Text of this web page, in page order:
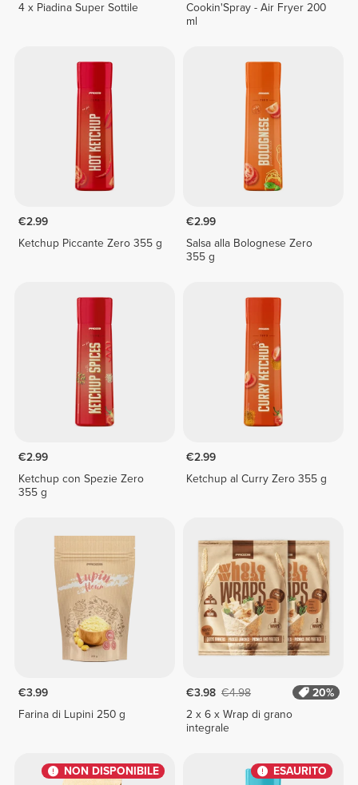
4 x Piadina Super Sottile
Cookin'Spray - Air Fryer 200
ml
€2.99
Ketchup Piccante Zero 355 g
€2.99
Salsa alla Bolognese Zero
355 g
€2.99
Ketchup con Spezie Zero
355 g
€2.99
Ketchup al Curry Zero 355 g
€3.99
Farina di Lupini 250 g
€3.98 €4.98
20%
2 x 6 x Wrap di grano
integrale
NON DISPONIBILE ESAURITO